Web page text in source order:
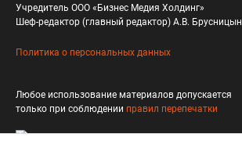
Учредитель ООО «Бизнес Медия Холдинг»
Шеф-редактор (главный редактор) А.В. Брусницын
Политика о персональных данных
Любое использование материалов допускается
только при соблюдении правил перепечатки